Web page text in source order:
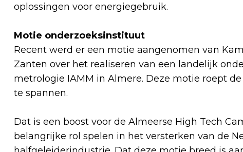
oplossingen voor energiegebruik.
Motie onderzoeksinstituut
Recent werd er een motie aangenomen van
Zanten over het realiseren van een landelijk
metrologie IAMM in Almere. Deze motie roept
te spannen.
Dat is een boost voor de Almeerse High Tech
belangrijke rol spelen in het versterken van de